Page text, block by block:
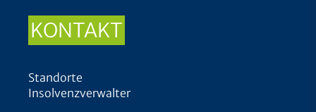
KONTAKT
Standorte
Insolvenzverwalter